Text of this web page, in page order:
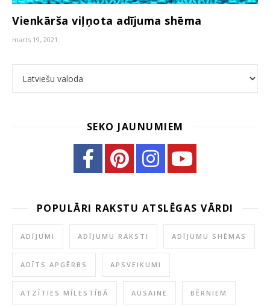
Vienkārša viļņota adījuma shēma
marts 19, 2021
Choose a language
SEKO JAUNUMIEM
POPULĀRI RAKSTU ATSLĒGAS VĀRDI
ADĪJUMI ADĪJUMU RAKSTI ADĪJUMU SHĒMAS
ADĪTS APĢĒRBS APSVEIKUMI
ATZĪTIES MĪLESTĪBĀ AUSAINE BĒRNIEM